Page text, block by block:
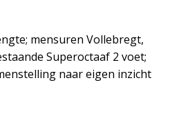
mensuren Vollebregt,
Superoctaaf 2 voet;
naar eigen inzicht